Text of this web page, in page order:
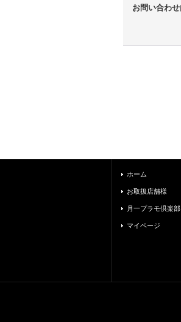
お問い合わ
ホーム
お取扱店舗様
月一プラモ倶楽部
マイページ